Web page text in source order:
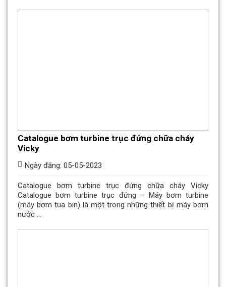
Catalogue bơm turbine trục đứng chữa cháy
Vicky
Ngày đăng: 05-05-2023
Catalogue bơm turbine trục đứng chữa cháy Vicky
Catalogue bơm turbine trục đứng – Máy bơm turbine
(máy bơm tua bin) là một trong những thiết bị máy bơm
nước ...